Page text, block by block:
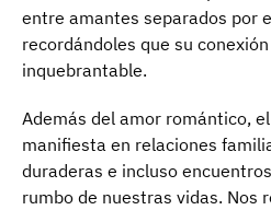
entre amantes separados por
recordándoles que su
inquebrantable.
Además del amor romántico,
manifiesta en relaciones
duraderas e incluso
rumbo de nuestras vidas. Nos